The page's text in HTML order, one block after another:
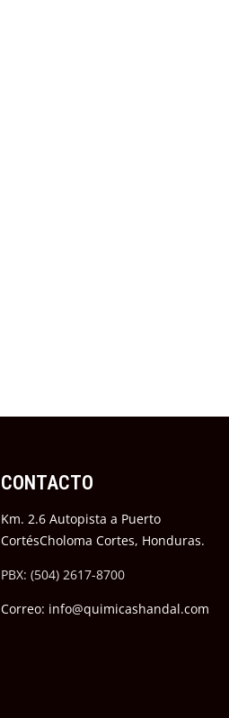
CONTACTO
Km. 2.6 Autopista a Puerto
CortésCholoma Cortes, Honduras.
PBX: (504) 2617-8700
Correo: info@quimicashandal.com